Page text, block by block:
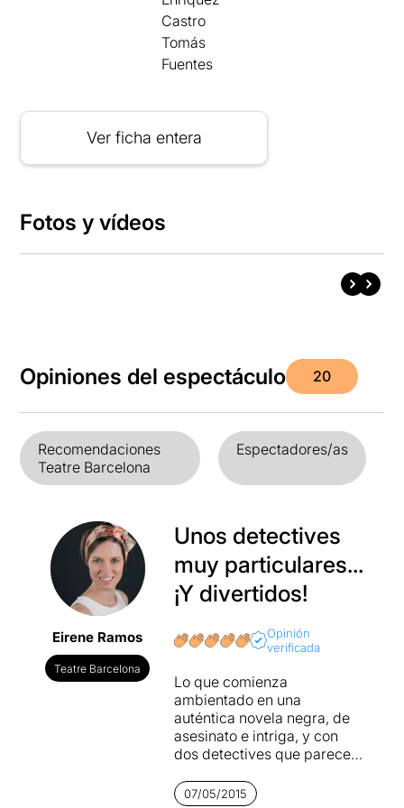
Castro
Tomás
Fuentes
Ver ficha entera
Fotos y vídeos
Opiniones del espectáculo 20
Recomendaciones
Teatre Barcelona
Espectadores/as
Eirene Ramos
Teatre Barcelona
Unos detectives
muy particulares...
¡Y divertidos!
Opinión
verificada
Lo que comienza
ambientado en una
auténtica novela negra, de
asesinato e intriga, y con
dos detectives que parecen
look incluido-; va poco a
07/05/2015